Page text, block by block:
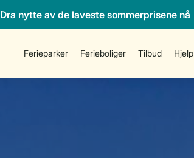
Dra nytte av de laveste sommerprisene nå
Ferieparker Ferieboliger Tilbud Hjelp